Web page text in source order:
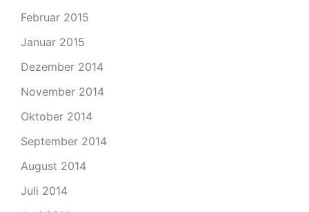
Februar 2015
Januar 2015
Dezember 2014
November 2014
Oktober 2014
September 2014
August 2014
Juli 2014